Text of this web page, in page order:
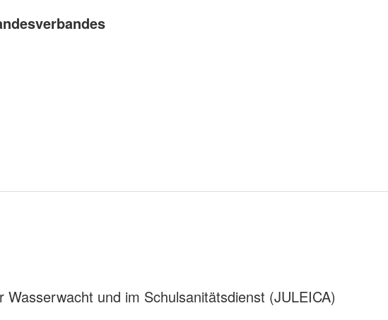
und im Schulsanitätsdienst (JULEICA)